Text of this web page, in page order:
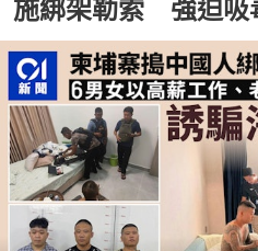
施綁架勒索 強迫吸